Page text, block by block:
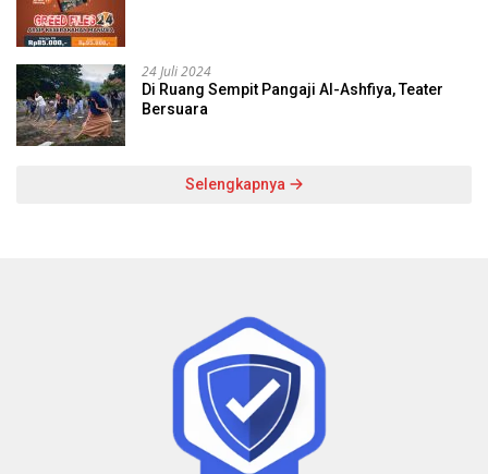
24 Juli 2024
Di Ruang Sempit Pangaji Al-Ashfiya, Teater
Bersuara
Selengkapnya